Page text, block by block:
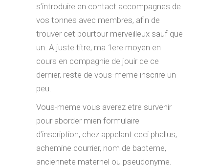
s’introduire en contact accompagnes de
vos tonnes avec membres, afin de
trouver cet pourtour merveilleux sauf que
un. A juste titre, ma 1ere moyen en
cours en compagnie de jouir de ce
dernier, reste de vous-meme inscrire un
peu.
Vous-meme vous averez etre survenir
pour aborder mien formulaire
d’inscription, chez appelant ceci phallus,
achemine courrier, nom de bapteme,
anciennete maternel ou pseudonyme.